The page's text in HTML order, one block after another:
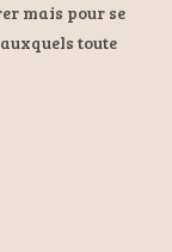
mais pour se
toute